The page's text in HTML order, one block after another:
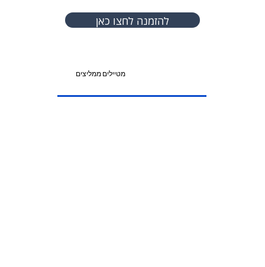
להזמנה לחצו כאן
מטיילים ממליצים